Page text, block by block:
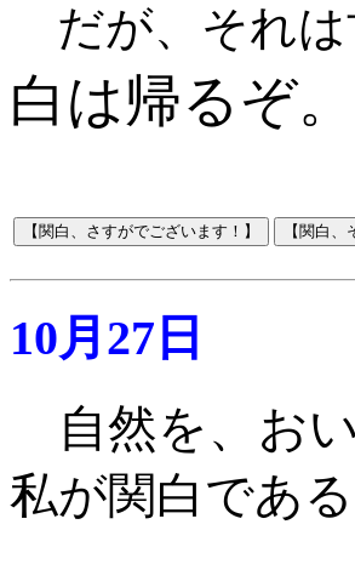
だが、それは
白は帰るぞ。
10月27日
自然を、お
私が関白である